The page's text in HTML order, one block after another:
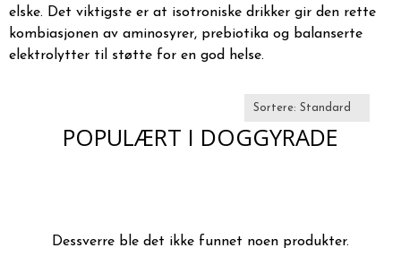
elske. Det viktigste er at isotroniske drikker gir den rette
kombiasjonen av aminosyrer, prebiotika og balanserte
elektrolytter til støtte for en god helse.
POPULÆRT I DOGGYRADE
Dessverre ble det ikke funnet noen produkter.